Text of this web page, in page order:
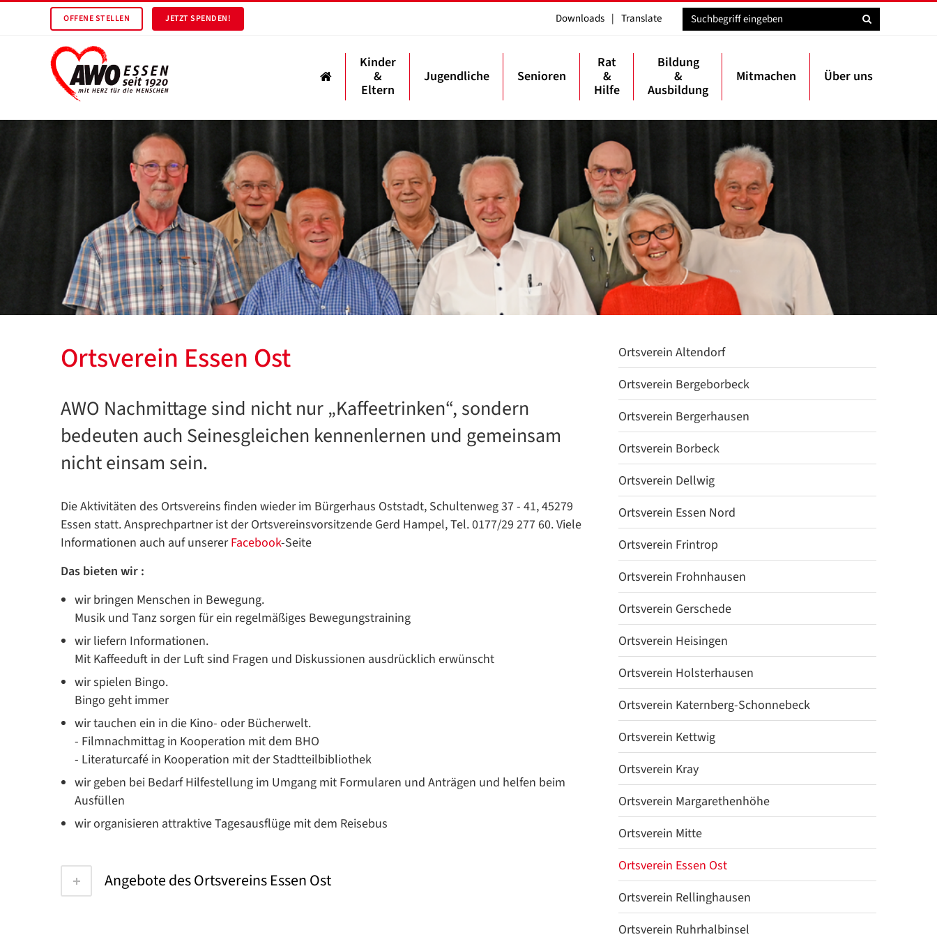
OFFENE STELLEN JETZT SPENDEN! Downloads | Translate
Kinder
&
Eltern
Jugendliche Senioren
Rat
&
Hilfe
Bildung
&
Ausbildung
Mitmachen Über uns
Ortsverein Essen Ost
AWO Nachmittage sind nicht nur „Kaffeetrinken“, sondern
bedeuten auch Seinesgleichen kennenlernen und gemeinsam
nicht einsam sein.
Die Aktivitäten des Ortsvereins finden wieder im Bürgerhaus Oststadt, Schultenweg 37 - 41, 45279
Essen statt. Ansprechpartner ist der Ortsvereinsvorsitzende Gerd Hampel, Tel. 0177/29 277 60. Viele
Informationen auch auf unsererFacebook-Seite
Das bieten wir :
wir bringen Menschen in Bewegung.
Musik und Tanz sorgen für ein regelmäßiges Bewegungstraining
wir liefern Informationen.
Mit Kaffeeduft in der Luft sind Fragen und Diskussionen ausdrücklich erwünscht
wir spielen Bingo.
Bingo geht immer
wir tauchen ein in die Kino- oder Bücherwelt.
- Filmnachmittag in Kooperation mit dem BHO
- Literaturcafé in Kooperation mit der Stadtteilbibliothek
wir geben bei Bedarf Hilfestellung im Umgang mit Formularen und Anträgen und helfen beim
Ausfüllen
wir organisieren attraktive Tagesausflüge mit dem Reisebus
Angebote des Ortsvereins Essen Ost
Ortsverein Altendorf
Ortsverein Bergeborbeck
Ortsverein Bergerhausen
Ortsverein Borbeck
Ortsverein Dellwig
Ortsverein Essen Nord
Ortsverein Frintrop
Ortsverein Frohnhausen
Ortsverein Gerschede
Ortsverein Heisingen
Ortsverein Holsterhausen
Ortsverein Katernberg-Schonnebeck
Ortsverein Kettwig
Ortsverein Kray
Ortsverein Margarethenhöhe
Ortsverein Mitte
Ortsverein Essen Ost
Ortsverein Rellinghausen
Ortsverein Ruhrhalbinsel